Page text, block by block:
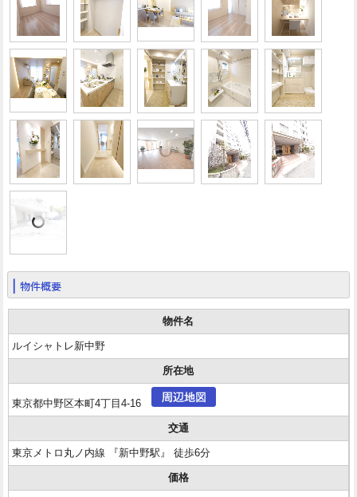
物件概要
物件名
ルイシャトレ新中野
所在地
東京都中野区本町4丁目4-16
交通
東京メトロ丸ノ内線 『新中野駅』 徒歩6分
価格